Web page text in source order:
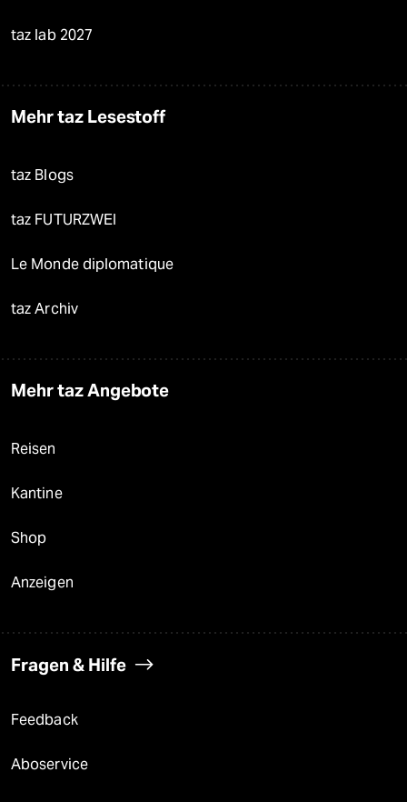
taz lab 2027
Mehr taz Lesestoff
taz Blogs
taz FUTURZWEI
Le Monde diplomatique
taz Archiv
Mehr taz Angebote
Reisen
Kantine
Shop
Anzeigen
Fragen & Hilfe
Feedback
Aboservice